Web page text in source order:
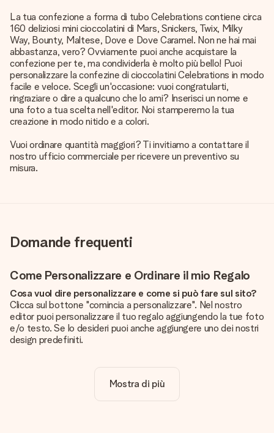
La tua confezione a forma di tubo Celebrations contiene circa
160 deliziosi mini cioccolatini di Mars, Snickers, Twix, Milky
Way, Bounty, Maltese, Dove e Dove Caramel. Non ne hai mai
abbastanza, vero? Ovviamente puoi anche acquistare la
confezione per te, ma condividerla è molto più bello! Puoi
personalizzare la confezine di cioccolatini Celebrations in modo
facile e veloce. Scegli un'occasione: vuoi congratularti,
ringraziare o dire a qualcuno che lo ami? Inserisci un nome e
una foto a tua scelta nell'editor. Noi stamperemo la tua
creazione in modo nitido e a colori.
Vuoi ordinare quantità maggiori? Ti invitiamo a contattare il
nostro ufficio commerciale per ricevere un preventivo su
misura.
Domande frequenti
Come Personalizzare e Ordinare il mio Regalo
Cosa vuol dire personalizzare e come si può fare sul sito?
Clicca sul bottone "comincia a personalizzare". Nel nostro
editor puoi personalizzare il tuo regalo aggiungendo la tue foto
e/o testo. Se lo desideri puoi anche aggiungere uno dei nostri
design predefiniti.
Certo! Il prezzo mostrato include sempre la personalizzazione
Mostra di più